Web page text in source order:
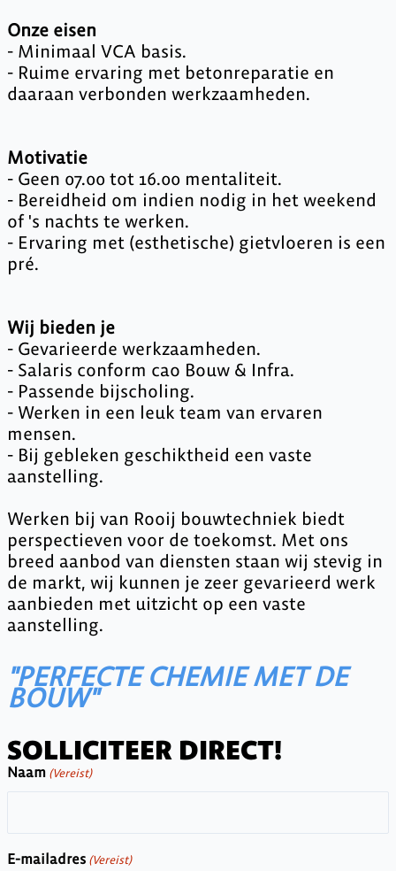
Onze eisen
- Minimaal VCA basis.
- Ruime ervaring met betonreparatie en
daaraan verbonden werkzaamheden.
Motivatie
- Geen 07.00 tot 16.00 mentaliteit.
- Bereidheid om indien nodig in het weekend
of 's nachts te werken.
- Ervaring met (esthetische) gietvloeren is een
pré.
Wij bieden je
- Gevarieerde werkzaamheden.
- Salaris conform cao Bouw & Infra.
- Passende bijscholing.
- Werken in een leuk team van ervaren
mensen.
- Bij gebleken geschiktheid een vaste
aanstelling.
Werken bij van Rooij bouwtechniek biedt
perspectieven voor de toekomst. Met ons
breed aanbod van diensten staan wij stevig in
de markt, wij kunnen je zeer gevarieerd werk
aanbieden met uitzicht op een vaste
aanstelling.
"PERFECTE CHEMIE MET DE
BOUW"
SOLLICITEER DIRECT!
Naam (Vereist)
E-mailadres (Vereist)